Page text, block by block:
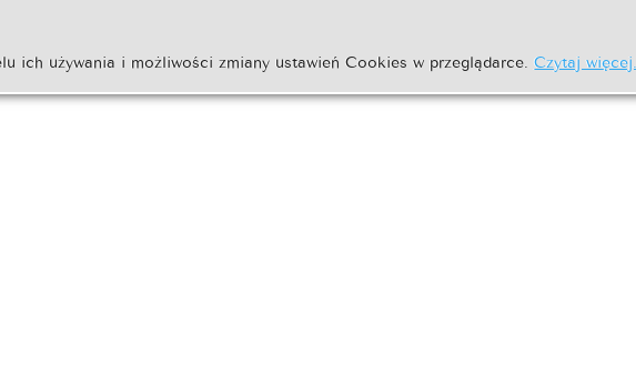
ich używania i możliwości zmiany ustawień Cookies w przeglądarce.Czytaj więcej...